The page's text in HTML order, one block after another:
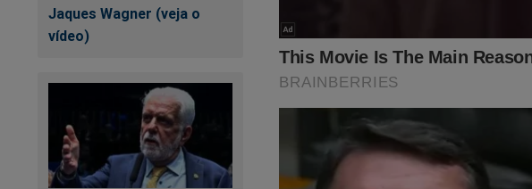
Jaques Wagner (veja o
vídeo)